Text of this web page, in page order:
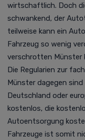
wirtschaftlich. Doch
schwankend, der
teilweise kann ein
Fahrzeug so wenig
verschrotten Münster
Die Regularien zur
Münster dagegen
Deutschland oder
kostenlos, die
Autoentsorgung
Fahrzeuge ist somit